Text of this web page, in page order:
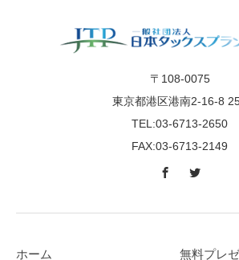
〒108-0075
東京都港区港南2-16-8
TEL:03-6713-2650
FAX:03-6713-2149
ホーム 無料プレ